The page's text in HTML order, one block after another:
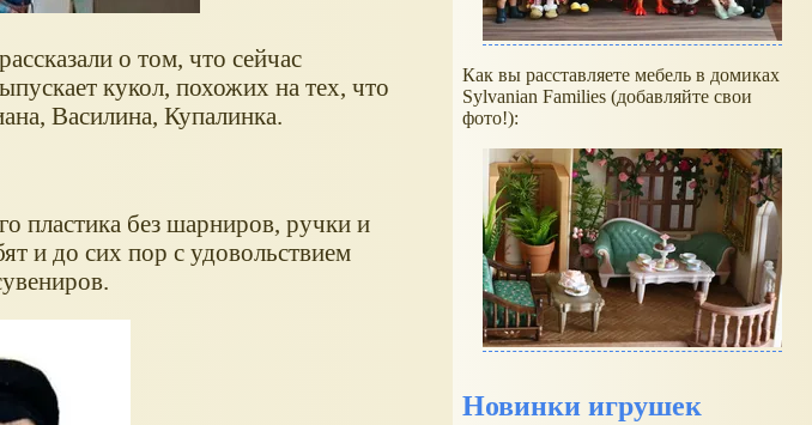
о том, что сейчас
кукол, похожих на тех, что
Василина, Купалинка.
пластика без шарниров, ручки и
и до сих пор с удовольствием
Как вы расставляете мебель в домиках
Sylvanian Families (добавляйте свои
фото!):
Новинки игрушек